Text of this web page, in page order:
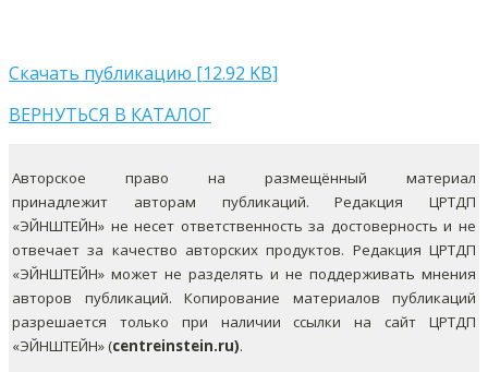
Скачать публикацию [12.92 KB]
ВЕРНУТЬСЯ В КАТАЛОГ
Авторское право на размещённый материал
принадлежит авторам публикаций. Редакция ЦРТДП
«ЭЙНШТЕЙН» не несет ответственность за достоверность и не
отвечает за качество авторских продуктов. Редакция ЦРТДП
«ЭЙНШТЕЙН» может не разделять и не поддерживать мнения
авторов публикаций. Копирование материалов публикаций
разрешается только при наличии ссылки на сайт ЦРТДП
«ЭЙНШТЕЙН» (centreinstein.ru).